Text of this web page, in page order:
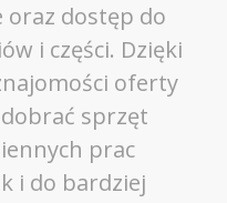
oraz dostęp do
i części. Dzięki
oferty
sprzęt
prac
i do bardziej